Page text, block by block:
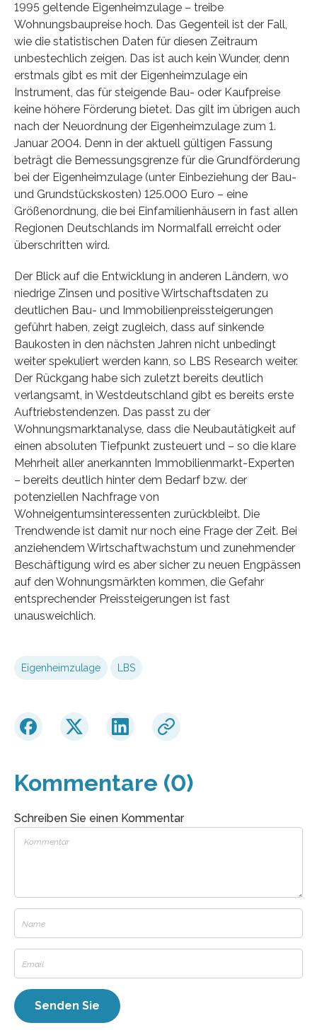
1995 geltende Eigenheimzulage – treibe
Wohnungsbaupreise hoch. Das Gegenteil ist der Fall,
wie die statistischen Daten für diesen Zeitraum
unbestechlich zeigen. Das ist auch kein Wunder, denn
erstmals gibt es mit der Eigenheimzulage ein
Instrument, das für steigende Bau- oder Kaufpreise
keine höhere Förderung bietet. Das gilt im übrigen auch
nach der Neuordnung der Eigenheimzulage zum 1.
Januar 2004. Denn in der aktuell gültigen Fassung
beträgt die Bemessungsgrenze für die Grundförderung
bei der Eigenheimzulage (unter Einbeziehung der Bau-
und Grundstückskosten) 125.000 Euro – eine
Größenordnung, die bei Einfamilienhäusern in fast allen
Regionen Deutschlands im Normalfall erreicht oder
überschritten wird.
Der Blick auf die Entwicklung in anderen Ländern, wo
niedrige Zinsen und positive Wirtschaftsdaten zu
deutlichen Bau- und Immobilienpreissteigerungen
geführt haben, zeigt zugleich, dass auf sinkende
Baukosten in den nächsten Jahren nicht unbedingt
weiter spekuliert werden kann, so LBS Research weiter.
Der Rückgang habe sich zuletzt bereits deutlich
verlangsamt, in Westdeutschland gibt es bereits erste
Auftriebstendenzen. Das passt zu der
Wohnungsmarktanalyse, dass die Neubautätigkeit auf
einen absoluten Tiefpunkt zusteuert und – so die klare
Mehrheit aller anerkannten Immobilienmarkt-Experten
– bereits deutlich hinter dem Bedarf bzw. der
potenziellen Nachfrage von
Wohneigentumsinteressenten zurückbleibt. Die
Trendwende ist damit nur noch eine Frage der Zeit. Bei
anziehendem Wirtschaftwachstum und zunehmender
Beschäftigung wird es aber sicher zu neuen Engpässen
auf den Wohnungsmärkten kommen, die Gefahr
entsprechender Preissteigerungen ist fast
unausweichlich.
Eigenheimzulage LBS
Kommentare (0)
Schreiben Sie einen Kommentar